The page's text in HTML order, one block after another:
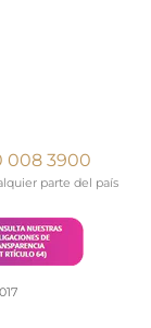
008 3900
parte del país